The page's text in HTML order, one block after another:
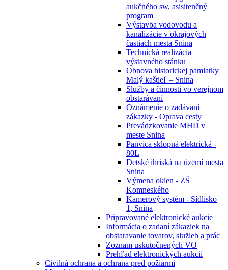
aukčného sw, asisitenčný
program
Výstavba vodovodu a
kanalizácie v okrajových
častiach mesta Snina
Technická realizácia
výstavného stánku
Obnova historickej pamiatky
Malý kaštieľ – Snina
Služby a činnosti vo verejnom
obstarávaní
Oznámenie o zadávaní
zákazky - Oprava cesty
Prevádzkovanie MHD v
meste Snina
Panvica sklopná elektrická -
80L
Detské ihriská na území mesta
Snina
Výmena okien - ZŠ
Komneského
Kamerový systém - Sídlisko
1, Snina
Pripravované elektronické aukcie
Informácia o zadaní zákaziek na
obstaravanie tovarov, služieb a prác
Zoznam uskutočnených VO
Prehľad elektronických aukcií
Civilná ochrana a ochrana pred požiarmi